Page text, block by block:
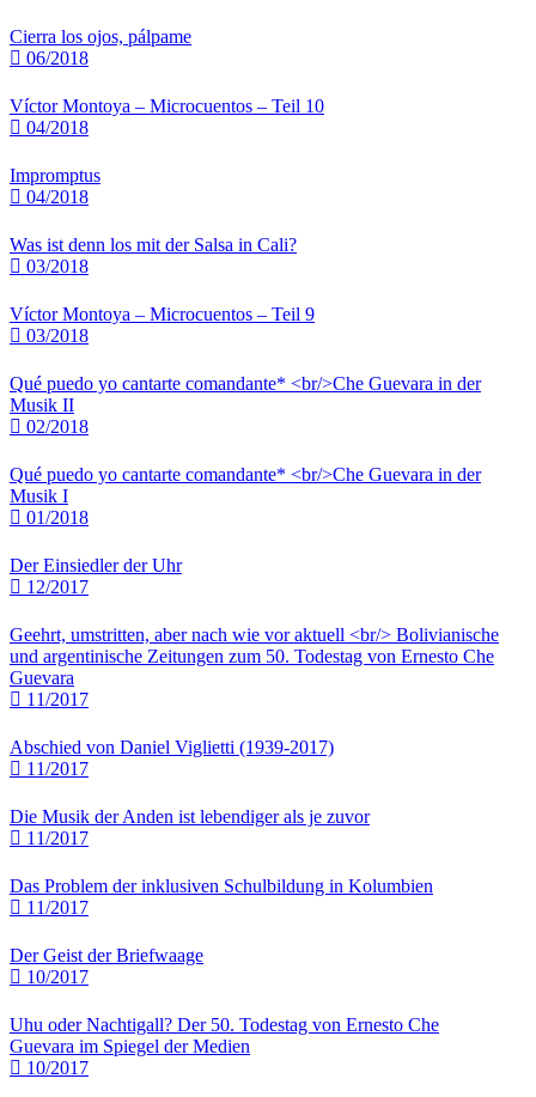
Cierra los ojos, pálpame
06/2018
Víctor Montoya – Microcuentos – Teil 10
04/2018
Impromptus
04/2018
Was ist denn los mit der Salsa in Cali?
03/2018
Víctor Montoya – Microcuentos – Teil 9
03/2018
Qué puedo yo cantarte comandante* <br/>Che Guevara in der
Musik II
02/2018
Qué puedo yo cantarte comandante* <br/>Che Guevara in der
Musik I
01/2018
Der Einsiedler der Uhr
12/2017
Geehrt, umstritten, aber nach wie vor aktuell <br/> Bolivianische
und argentinische Zeitungen zum 50. Todestag von Ernesto Che
Guevara
11/2017
Abschied von Daniel Viglietti (1939-2017)
11/2017
Die Musik der Anden ist lebendiger als je zuvor
11/2017
Das Problem der inklusiven Schulbildung in Kolumbien
11/2017
Der Geist der Briefwaage
10/2017
Uhu oder Nachtigall? Der 50. Todestag von Ernesto Che
Guevara im Spiegel der Medien
10/2017